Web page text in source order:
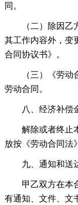
同。
（二）除因
其工作内容外，变
合同协议书》。
（三）《劳
劳动合同。
八、经济补偿
解除或者终止
放按《劳动合同法
九、通知和送
甲乙双方在本
有通知、文件、文